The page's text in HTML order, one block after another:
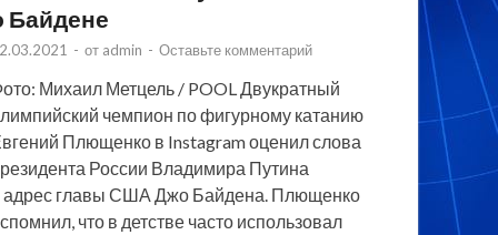
Байдене
- от admin - Оставьте комментарий
Михаил Метцель / POOL Двукратный
чемпион по фигурному катанию
Плющенко в Instagram оценил слова
России Владимира Путина
адрес главы США Джо Байдена. Плющенко
что в детстве часто использовал